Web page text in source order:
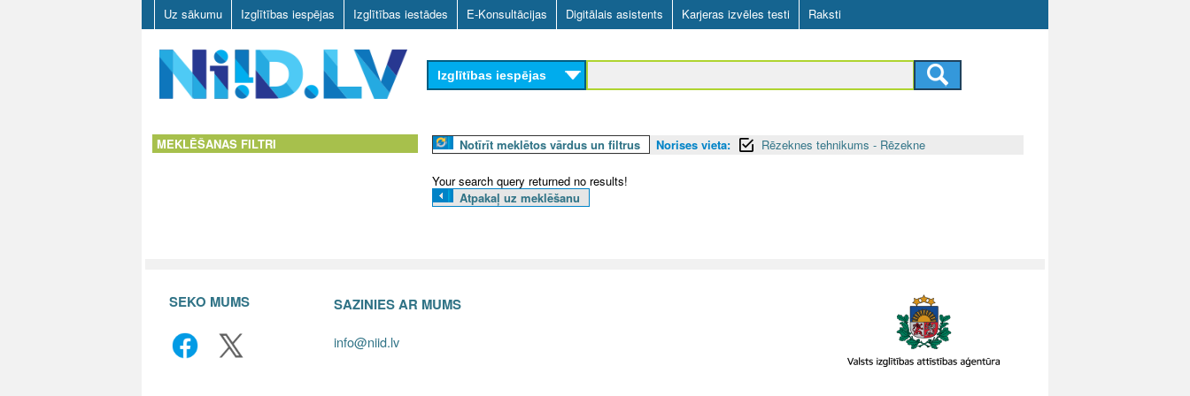
Skip
to
main
content
Uz sākumu Izglītības iespējas Izglītības iestādes E-Konsultācijas Digitālais asistents Karjeras izvēles testi Raksti
Izglītības iespējas
MEKLĒŠANAS FILTRI Notīrīt meklētos vārdus un filtrus Norises vieta: Rēzeknes tehnikums - Rēzekne
Your search query returned no results!
Atpakaļ uz meklēšanu
SEKO MUMS SAZINIES AR MUMS
info@niid.lv